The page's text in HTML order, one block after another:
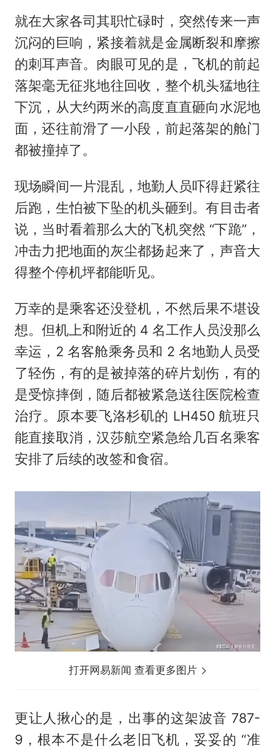
就在大家各司其职忙碌时，突然传来一声
沉闷的巨响，紧接着就是金属断裂和摩擦
的刺耳声音。肉眼可见的是，飞机的前起
落架毫无征兆地往回收，整个机头猛地往
下沉，从大约两米的高度直直砸向水泥地
面，还往前滑了一小段，前起落架的舱门
都被撞掉了。
现场瞬间一片混乱，地勤人员吓得赶紧往
后跑，生怕被下坠的机头砸到。有目击者
说，当时看着那么大的飞机突然 “下跪”，
冲击力把地面的灰尘都扬起来了，声音大
得整个停机坪都能听见。
万幸的是乘客还没登机，不然后果不堪设
想。但机上和附近的 4 名工作人员没那么
幸运，2 名客舱乘务员和 2 名地勤人员受
了轻伤，有的是被掉落的碎片划伤，有的
是受惊摔倒，随后都被紧急送往医院检查
治疗。原本要飞洛杉矶的 LH450 航班只
能直接取消，汉莎航空紧急给几百名乘客
安排了后续的改签和食宿。
打开网易新闻 查看更多图片
更让人揪心的是，出事的这架波音 787-
9，根本不是什么老旧飞机，妥妥的 “准